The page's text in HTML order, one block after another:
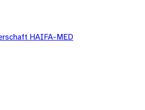
HAIFA-MED